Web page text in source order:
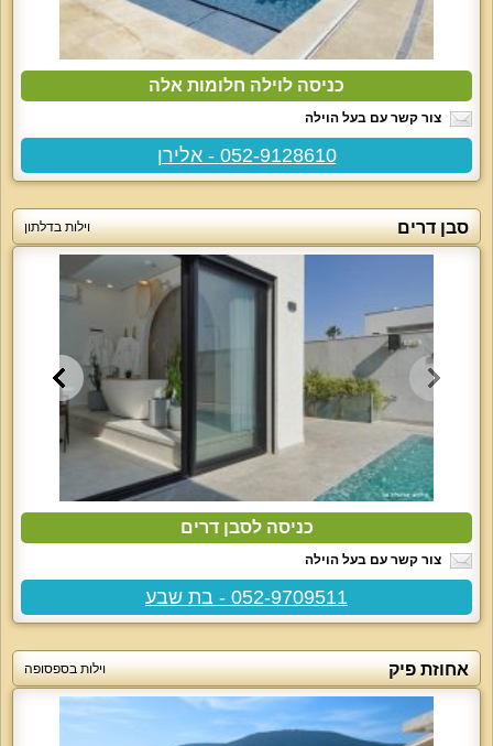
כניסה לוילה חלומות אלה
צור קשר עם בעל הוילה
052-9128610 - אלירן
סבן דרים וילות בדלתון
כניסה לסבן דרים
צור קשר עם בעל הוילה
052-9709511 - בת שבע
אחוזת פיק וילות בספסופה